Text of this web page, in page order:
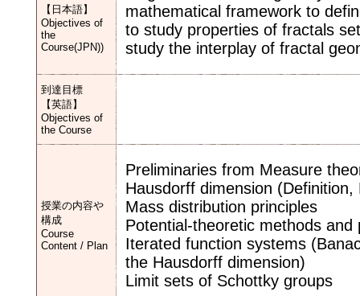
【日本語】
Objectives of
the
Course(JPN))
mathematical framework to
to study properties of fractals
study the interplay of fractal
到達目標
【英語】
Objectives of
the Course
授業の内容や
構成
Course
Content / Plan
Preliminaries from Measure
Hausdorff dimension
Mass distribution principles
Potential-theoretic methods and
Iterated function systems
the Hausdorff dimension)
Limit sets of Schottky groups